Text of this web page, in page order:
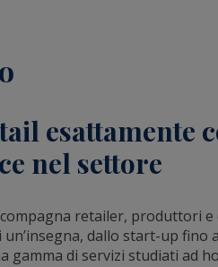
esattamente
nel settore
retailer, produttori
un’insegna, dallo start-up fino
gamma di servizi studiati ad